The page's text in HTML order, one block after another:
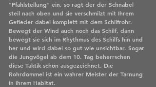
"Pfahlstellung" ein, so ragt der der Schnabel
steil nach oben und sie verschmilzt mit Ihrem
Gefieder dabei komplett mit dem Schilfrohr.
Bewegt der Wind auch noch das Schilf, dann
bewegt sie sich im Rhythmus des Schilfs hin und
her und wird dabei so gut wie unsichtbar. Sogar
die Jungvögel ab dem 10. Tag beherrschen
diese Taktik schon ausgezeichnet. Die
Rohrdommel ist ein wahrer Meister der Tarnung
in ihrem Habitat.